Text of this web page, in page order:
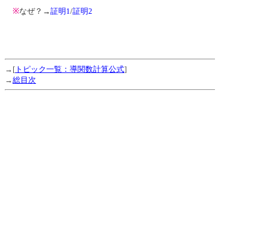
※なぜ？→証明1 /証明2
→[ トピック一覧：導関数計算公式]
→総目次